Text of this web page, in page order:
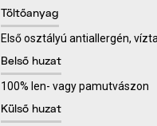
Töltőanyag
Első osztályú antiallergén,
Belső huzat
100% len- vagy pamutvászon
Külső huzat